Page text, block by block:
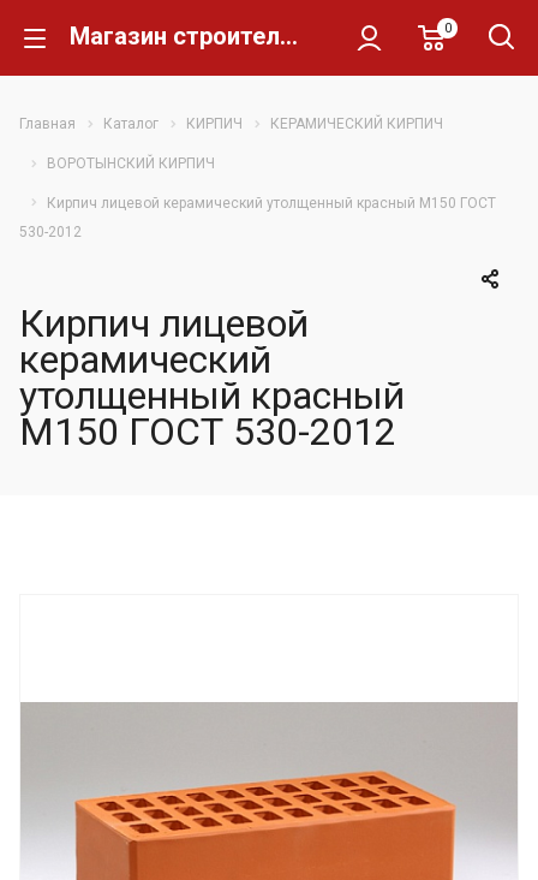
Магазин строительных материалов Склад Кирпича 0
Главная Каталог КИРПИЧ КЕРАМИЧЕСКИЙ КИРПИЧ
ВОРОТЫНСКИЙ КИРПИЧ
Кирпич лицевой керамический утолщенный красный М150 ГОСТ
530-2012
Кирпич лицевой
керамический
утолщенный красный
М150 ГОСТ 530-2012